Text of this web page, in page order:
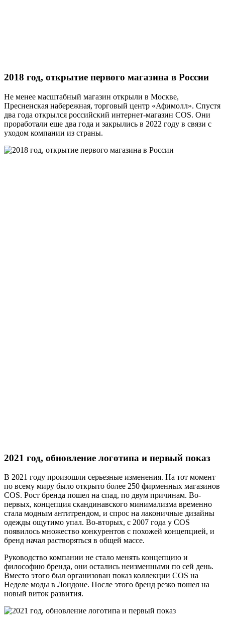
2018 год, открытие первого магазина в России
Не менее масштабный магазин открыли в Москве,
Пресненская набережная, торговый центр «Афимолл». Спустя
два года открылся российский интернет-магазин COS. Они
проработали еще два года и закрылись в 2022 году в связи с
уходом компании из страны.
2021 год, обновление логотипа и первый показ
В 2021 году произошли серьезные изменения. На тот момент
по всему миру было открыто более 250 фирменных магазинов
COS. Рост бренда пошел на спад, по двум причинам. Во-
первых, концепция скандинавского минимализма временно
стала модным антитрендом, и спрос на лаконичные дизайны
одежды ощутимо упал. Во-вторых, с 2007 года у COS
появилось множество конкурентов с похожей концепцией, и
бренд начал растворяться в общей массе.
Руководство компании не стало менять концепцию и
философию бренда, они остались неизменными по сей день.
Вместо этого был организован показ коллекции COS на
Неделе моды в Лондоне. После этого бренд резко пошел на
новый виток развития.